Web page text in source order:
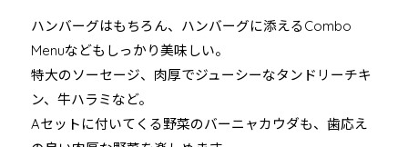
ハンバーグはもちろん、ハンバーグに添えるCombo
Menuなどもしっかり美味しい。
特大のソーセージ、肉厚でジューシーなタンドリーチキ
ン、牛ハラミなど。
Aセットに付いてくる野菜のバーニャカウダも、歯応え